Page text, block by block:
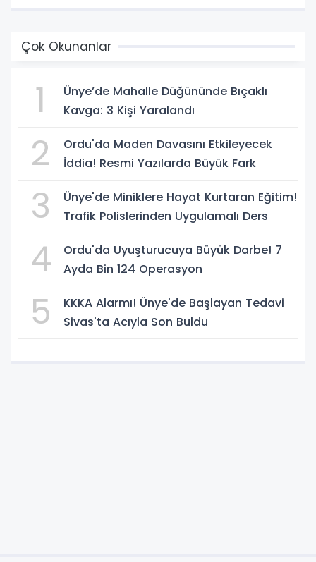
Çok Okunanlar
1
Ünye’de Mahalle Düğününde Bıçaklı
Kavga: 3 Kişi Yaralandı
2
Ordu'da Maden Davasını Etkileyecek
İddia! Resmi Yazılarda Büyük Fark
3
Ünye'de Miniklere Hayat Kurtaran Eğitim!
Trafik Polislerinden Uygulamalı Ders
4
Ordu'da Uyuşturucuya Büyük Darbe! 7
Ayda Bin 124 Operasyon
5
KKKA Alarmı! Ünye'de Başlayan Tedavi
Sivas'ta Acıyla Son Buldu